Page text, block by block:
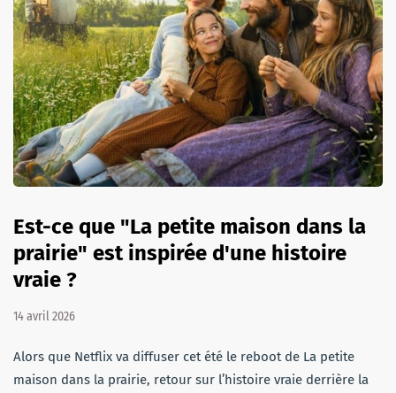
Est-ce que "La petite maison dans la
prairie" est inspirée d'une histoire
vraie ?
14 avril 2026
Alors que Netflix va diffuser cet été le reboot de La petite
maison dans la prairie, retour sur l’histoire vraie derrière la